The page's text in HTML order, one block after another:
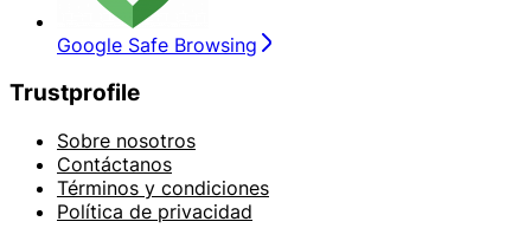
Google Safe Browsing
Trustprofile
Sobre nosotros
Contáctanos
Términos y condiciones
Política de privacidad